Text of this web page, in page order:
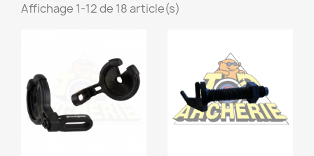
Affichage 1-12 de 18 article(s)